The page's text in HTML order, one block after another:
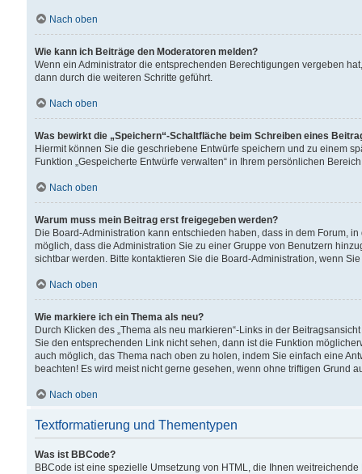
Nach oben
Wie kann ich Beiträge den Moderatoren melden?
Wenn ein Administrator die entsprechenden Berechtigungen vergeben
dann durch die weiteren Schritte geführt.
Nach oben
Was bewirkt die „Speichern“-Schaltfläche beim Schreiben eines
Hiermit können Sie die geschriebene Entwürfe speichern und zu einem
Funktion „Gespeicherte Entwürfe verwalten“ in Ihrem persönlichen
Nach oben
Warum muss mein Beitrag erst freigegeben werden?
Die Board-Administration kann entschieden haben, dass in dem Forum,
möglich, dass die Administration Sie zu einer Gruppe von Benutzern
sichtbar werden. Bitte kontaktieren Sie die Board-Administration, wenn
Nach oben
Wie markiere ich ein Thema als neu?
Durch Klicken des „Thema als neu markieren“-Links in der
Sie den entsprechenden Link nicht sehen, dann ist die Funktion
auch möglich, das Thema nach oben zu holen, indem Sie einfach eine
beachten! Es wird meist nicht gerne gesehen, wenn ohne triftigen Grund
Nach oben
Textformatierung und Thementypen
Was ist BBCode?
BBCode ist eine spezielle Umsetzung von HTML, die Ihnen